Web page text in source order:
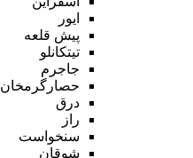
ایور
پیش قلعه
تیتکانلو
جاجرم
حصارگرمخان
درق
راز
سنخواست
شوقان